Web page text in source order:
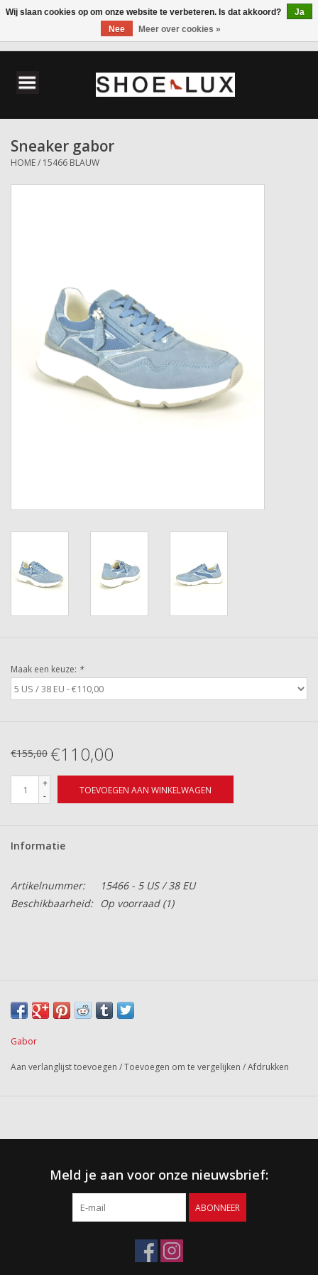
Herenschoenen
Accessoires
Sneaker gabor
HOME/ 15466 BLAUW
Maak een keuze: *
€155,00 €110,00
+
-
TOEVOEGEN AAN WINKELWAGEN
Informatie
Artikelnummer:
15466 - 5 US / 38 EU
Beschikbaarheid:
Op voorraad(1)
Gabor
Aan verlanglijst toevoegen /Toevoegen om te vergelijken /Afdrukken
Meld je aan voor onze nieuwsbrief:
ABONNEER
Wij slaan cookies op om onze website te verbeteren. Is dat akkoord?
Ja
Nee
Meer over cookies »